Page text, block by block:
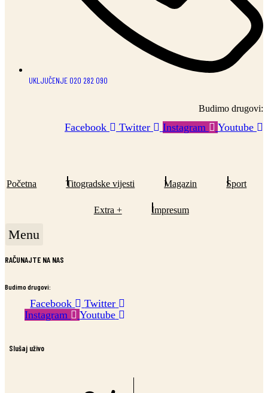
UKLJUČENJE 020 282 090
Budimo drugovi:
Facebook Twitter Instagram Youtube
Početna Titogradske vijesti Magazin Sport
Extra + Impresum
Menu
RAČUNAJTE NA NAS
Budimo drugovi:
Facebook
Twitter
Instagram
Youtube
Slušaj uživo